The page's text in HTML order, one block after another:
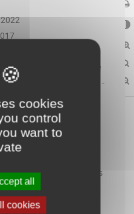
la Cité épiscopale" Galerie
d' "Albi, la Cité épiscopale" -
à Albi
à Albi
- Bilan et perspectives
Chinois
cookies
control
want to
all
cookies